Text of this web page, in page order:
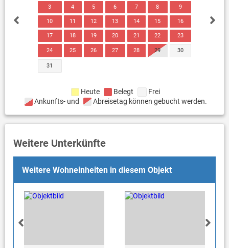
3 4 5 6 7 8 9
10 11 12 13 14 15 16
17 18 19 20 21 22 23
24 25 26 27 28 29 30
31
Heute Belegt
Frei
Ankunfts- und
Abreisetag können gebucht werden.
Weitere Unterkünfte
Weitere Wohneinheiten in diesem Objekt